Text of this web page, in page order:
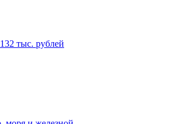
тыс. рублей